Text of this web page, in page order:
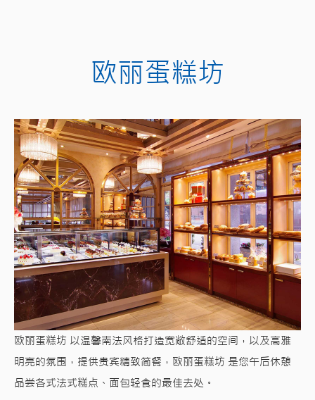
欧丽蛋糕坊
欧丽蛋糕坊 以温馨南法风格打造宽敞舒适的空间，以及高雅
明亮的氛围，提供贵宾精致简餐，欧丽蛋糕坊 是您午后休憩
品尝各式法式糕点、面包轻食的最佳去处。